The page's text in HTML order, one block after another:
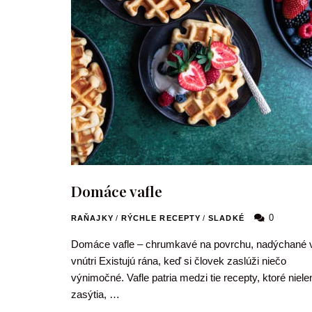
Domáce vafle
RAŇAJKY / RÝCHLE RECEPTY / SLADKÉ 0
Domáce vafle – chrumkavé na povrchu, nadýchané
vnútri Existujú rána, keď si človek zaslúži niečo
výnimočné. Vafle patria medzi tie recepty, ktoré
zasýtia, …